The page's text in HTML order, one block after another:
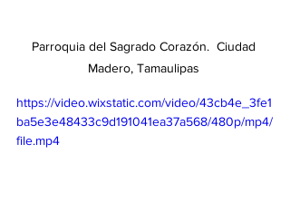
Parroquia del Sagrado Corazón.  Ciudad
Madero, Tamaulipas
https://video.wixstatic.com/video/43cb4e_3fe1
ba5e3e48433c9d191041ea37a568/480p/mp4/
file.mp4